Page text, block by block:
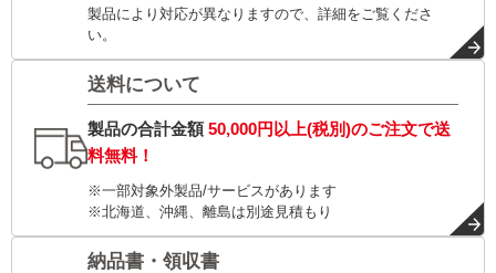
製品により対応が異なりますので、詳細をご覧くださ
い。
送料について
製品の合計金額50,000円以上(税別)のご注文で送
料無料！
※一部対象外製品/サービスがあります
※北海道、沖縄、離島は別途見積もり
納品書・領収書